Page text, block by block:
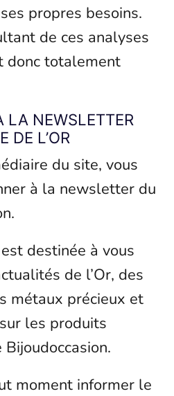
propres besoins.
de ces analyses
donc totalement
LA NEWSLETTER
DE L’OR
du site, vous
à la newsletter du
destinée à vous
de l’Or, des
métaux précieux et
les produits
moment informer le